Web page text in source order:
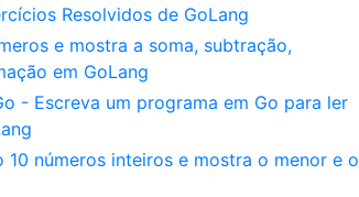
Resolvidos de GoLang
e mostra a soma, subtração,
em GoLang
- Escreva um programa em Go para ler
números inteiros e mostra o menor e o